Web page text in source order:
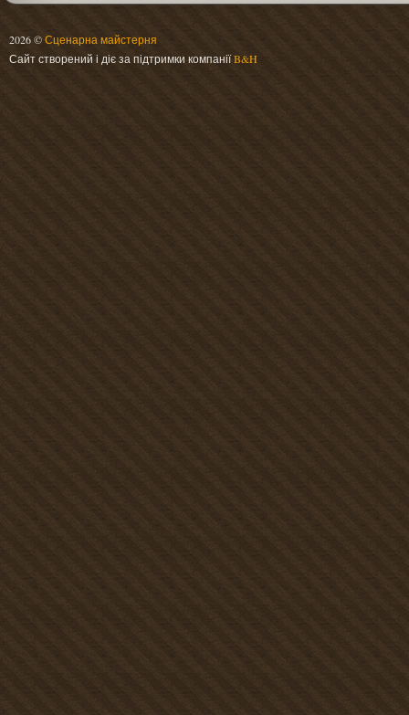
2026 ©Сценарна майстерня
Сайт створений і діє за підтримки компаніїB&H